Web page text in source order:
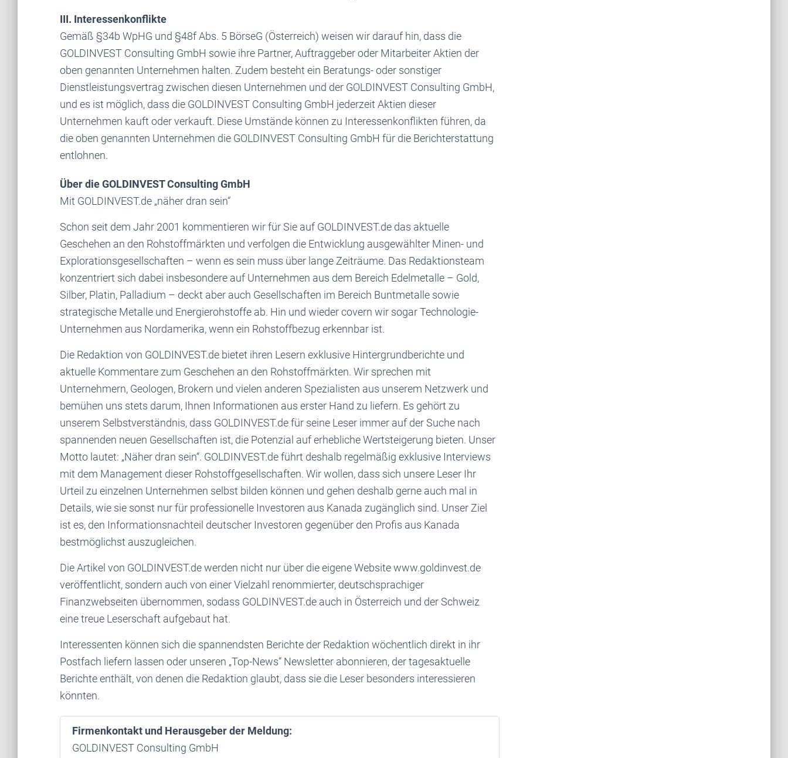
III. Interessenkonflikte
Gemäß §34b WpHG und §48f Abs. 5 BörseG (Österreich) weisen wir darauf hin, dass die
GOLDINVEST Consulting GmbH sowie ihre Partner, Auftraggeber oder Mitarbeiter Aktien der
oben genannten Unternehmen halten. Zudem besteht ein Beratungs- oder sonstiger
Dienstleistungsvertrag zwischen diesen Unternehmen und der GOLDINVEST Consulting GmbH,
und es ist möglich, dass die GOLDINVEST Consulting GmbH jederzeit Aktien dieser
Unternehmen kauft oder verkauft. Diese Umstände können zu Interessenkonflikten führen, da
die oben genannten Unternehmen die GOLDINVEST Consulting GmbH für die Berichterstattung
entlohnen.
Über die GOLDINVEST Consulting GmbH
Mit GOLDINVEST.de „näher dran sein“
Schon seit dem Jahr 2001 kommentieren wir für Sie auf GOLDINVEST.de das aktuelle
Geschehen an den Rohstoffmärkten und verfolgen die Entwicklung ausgewählter Minen- und
Explorationsgesellschaften – wenn es sein muss über lange Zeiträume. Das Redaktionsteam
konzentriert sich dabei insbesondere auf Unternehmen aus dem Bereich Edelmetalle – Gold,
Silber, Platin, Palladium – deckt aber auch Gesellschaften im Bereich Buntmetalle sowie
strategische Metalle und Energierohstoffe ab. Hin und wieder covern wir sogar Technologie-
Unternehmen aus Nordamerika, wenn ein Rohstoffbezug erkennbar ist.
Die Redaktion von GOLDINVEST.de bietet ihren Lesern exklusive Hintergrundberichte und
aktuelle Kommentare zum Geschehen an den Rohstoffmärkten. Wir sprechen mit
Unternehmern, Geologen, Brokern und vielen anderen Spezialisten aus unserem Netzwerk und
bemühen uns stets darum, Ihnen Informationen aus erster Hand zu liefern. Es gehört zu
unserem Selbstverständnis, dass GOLDINVEST.de für seine Leser immer auf der Suche nach
spannenden neuen Gesellschaften ist, die Potenzial auf erhebliche Wertsteigerung bieten. Unser
Motto lautet: „Näher dran sein“. GOLDINVEST.de führt deshalb regelmäßig exklusive Interviews
mit dem Management dieser Rohstoffgesellschaften. Wir wollen, dass sich unsere Leser Ihr
Urteil zu einzelnen Unternehmen selbst bilden können und gehen deshalb gerne auch mal in
Details, wie sie sonst nur für professionelle Investoren aus Kanada zugänglich sind. Unser Ziel
ist es, den Informationsnachteil deutscher Investoren gegenüber den Profis aus Kanada
bestmöglichst auszugleichen.
Die Artikel von GOLDINVEST.de werden nicht nur über die eigene Website www.goldinvest.de
veröffentlicht, sondern auch von einer Vielzahl renommierter, deutschsprachiger
Finanzwebseiten übernommen, sodass GOLDINVEST.de auch in Österreich und der Schweiz
eine treue Leserschaft aufgebaut hat.
Interessenten können sich die spannendsten Berichte der Redaktion wöchentlich direkt in ihr
Postfach liefern lassen oder unseren „Top-News“ Newsletter abonnieren, der tagesaktuelle
Berichte enthält, von denen die Redaktion glaubt, dass sie die Leser besonders interessieren
könnten.
Firmenkontakt und Herausgeber der Meldung:
GOLDINVEST Consulting GmbH